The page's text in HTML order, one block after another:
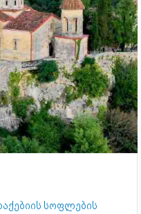
სოფლების